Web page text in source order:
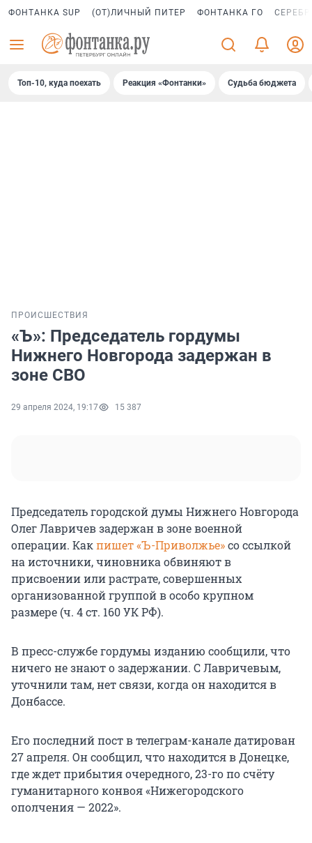
ФОНТАНКА SUP (ОТ)ЛИЧНЫЙ ПИТЕР ФОНТАНКА ГО
Топ-10, куда поехать Реакция «Фонтанки» Судьба бюджета
ПРОИСШЕСТВИЯ
«Ъ»: Председатель гордумы
Нижнего Новгорода задержан в
зоне СВО
29 апреля 2024, 19:17 15 387
Председатель городской думы Нижнего Новгорода
Олег Лавричев задержан в зоне военной
операции. Какпишет «Ъ-Приволжье»со ссылкой
на источники, чиновника обвиняют в
присвоении или растрате, совершенных
организованной группой в особо крупном
размере (ч. 4 ст. 160 УК РФ).
В пресс-службе гордумы изданию сообщили, что
ничего не знают о задержании. С Лавричевым,
уточнили там, нет связи, когда он находится в
Донбассе.
Его последний пост в телеграм-канале датирован
27 апреля. Он сообщил, что находится в Донецке,
где ждет прибытия очередного, 23-го по счёту
гуманитарного конвоя «Нижегородского
ополчения — 2022».